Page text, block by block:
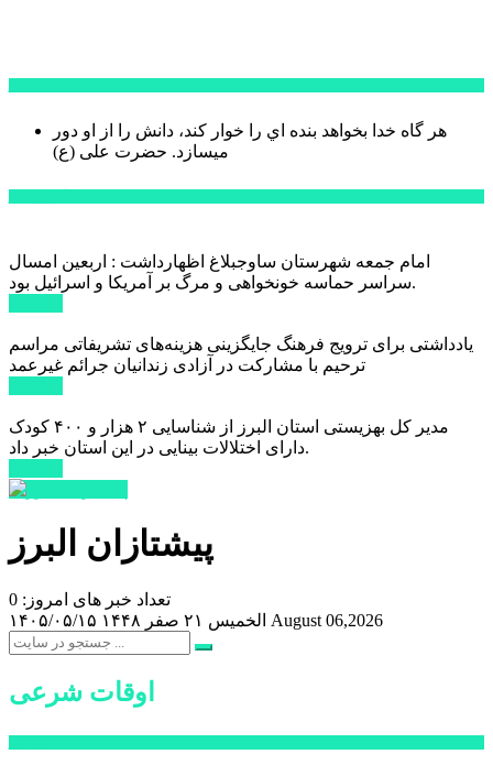
هر گاه خدا بخواهد بنده اي را خوار كند، دانش را از او دور
میسازد. حضرت علی (ع)
امام جمعه شهرستان ساوجبلاغ اظهارداشت : اربعین امسال
سراسر حماسه خونخواهی و مرگ بر آمریکا و اسرائیل بود.
یادداشتی برای ترویج فرهنگ جایگزینی هزینه‌های تشریفاتی مراسم
ترحیم با مشارکت در آزادی زندانیان جرائم غیرعمد
مدیر کل بهزیستی استان البرز از شناسایی ۲ هزار و ۴۰۰ کودک
دارای اختلالات بینایی در این استان خبر داد.
پیشتازان البرز
تعداد خبر های امروز: 0
۱۴۰۵/۰۵/۱۵
الخميس ۲۱ صفر ۱۴۴۸ August 06,2026
اوقات شرعی